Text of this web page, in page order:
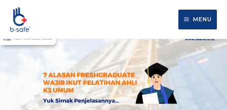
Lewati
konten
MENU